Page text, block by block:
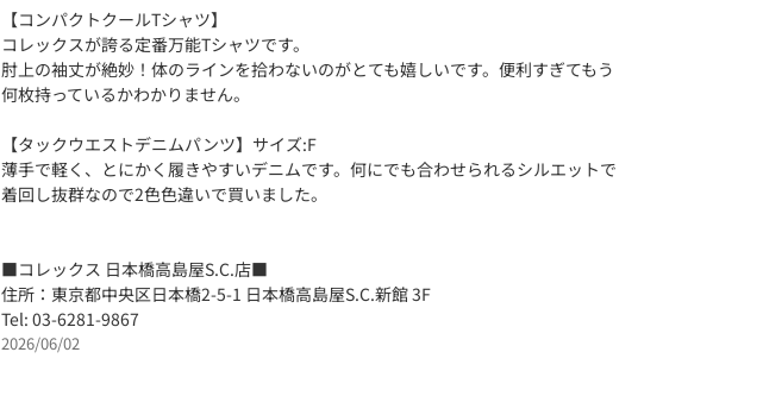
【コンパクトクールTシャツ】
コレックスが誇る定番万能Tシャツです。
肘上の袖丈が絶妙！体のラインを拾わないのがとても嬉しいです。便利すぎてもう
何枚持っているかわかりません。
【タックウエストデニムパンツ】サイズ:F
薄手で軽く、とにかく履きやすいデニムです。何にでも合わせられるシルエットで
着回し抜群なので2色色違いで買いました。
■コレックス 日本橋高島屋S.C.店■
住所：東京都中央区日本橋2-5-1 日本橋高島屋S.C.新館 3F
Tel: 03-6281-9867
2026/06/02